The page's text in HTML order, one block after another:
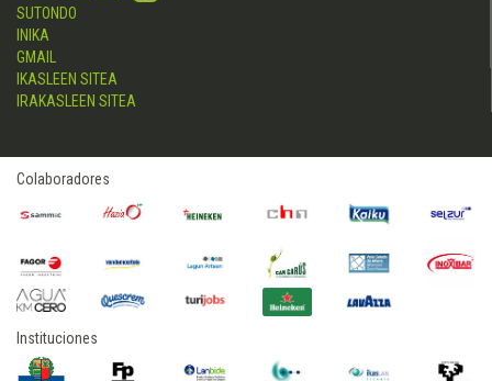
SUTONDO
INIKA
GMAIL
IKASLEEN SITEA
IRAKASLEEN SITEA
Colaboradores
Instituciones